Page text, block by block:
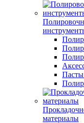
Пасты
материалы